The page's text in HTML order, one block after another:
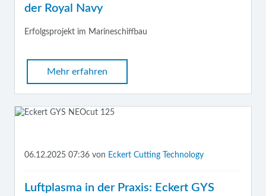
der Royal Navy
Erfolgsprojekt im Marineschiffbau
Mehr erfahren
06.12.2025 07:36 von Eckert Cutting Technology
Luftplasma in der Praxis: Eckert GYS